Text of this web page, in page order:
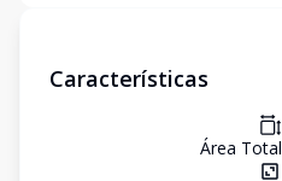
Características
Área Total